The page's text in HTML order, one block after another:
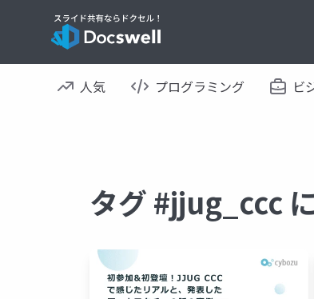
人気 プログラミング ビ
タグ #jjug_ccc